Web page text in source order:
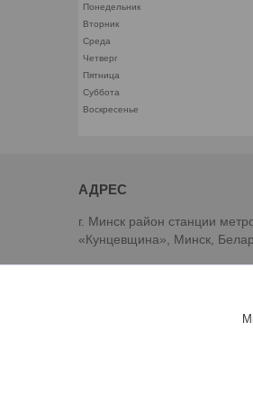
Понедельник
Вторник
Среда
Четверг
Пятница
Суббота
Воскресенье
г. Минск район станции
«Кунцевщина», Минск,